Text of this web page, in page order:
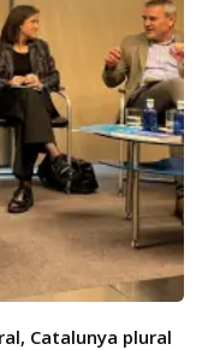
Catalunya plural